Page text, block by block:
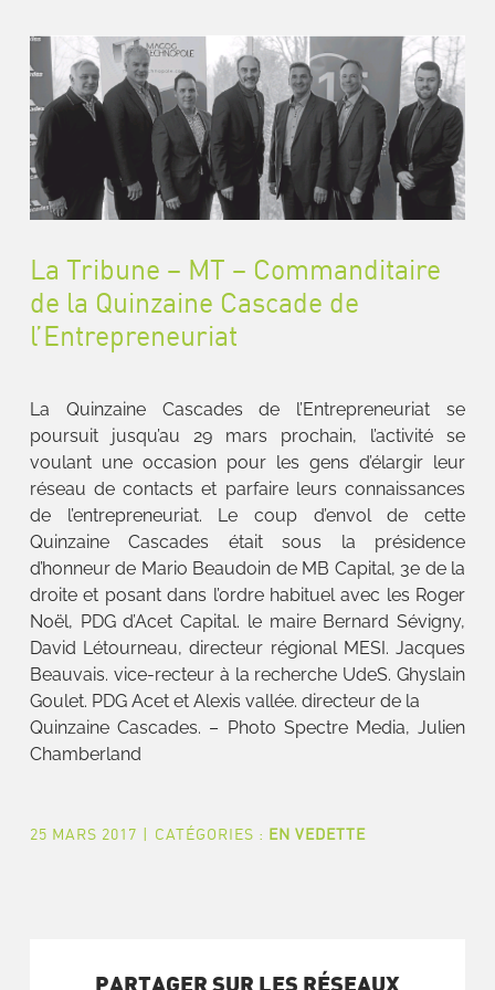
La Tribune – MT – Commanditaire
de la Quinzaine Cascade de
l’Entrepreneuriat
La Quinzaine Cascades de l’Entrepreneuriat se
poursuit jusqu’au 29 mars prochain, l’activité se
voulant une occasion pour les gens d’élargir leur
réseau de contacts et parfaire leurs connaissances
de l’entrepreneuriat. Le coup d’envol de cette
Quinzaine Cascades était sous la présidence
d’honneur de Mario Beaudoin de MB Capital, 3e de la
droite et posant dans l’ordre habituel avec les Roger
Noël, PDG d’Acet Capital. le maire Bernard Sévigny,
David Létourneau, directeur régional MESI. Jacques
Beauvais. vice-recteur à la recherche UdeS. Ghyslain
Goulet. PDG Acet et Alexis vallée. directeur de la
Quinzaine Cascades. – Photo Spectre Media, Julien
Chamberland
25 MARS 2017 | CATÉGORIES : EN VEDETTE
PARTAGER SUR LES RÉSEAUX